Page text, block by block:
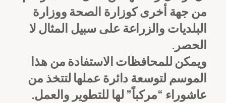
من جهة أخرى كوزارة الصحة ووزارة
البلديات والزراعة على سبيل المثال لا
الحصر.
ويمكن للمحافظات الاستفادة من هذا
الموسم لتوسعة دائرة عملها لتتخذ من
عاشوراء “مركباً” لها للتطوير والعمل.